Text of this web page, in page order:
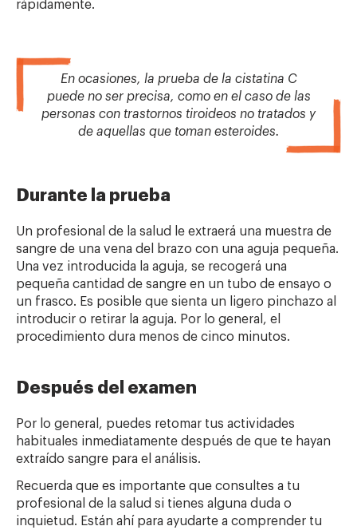
rápidamente.
En ocasiones, la prueba de la cistatina C
puede no ser precisa, como en el caso de las
personas con trastornos tiroideos no tratados y
de aquellas que toman esteroides.
Durante la prueba
Un profesional de la salud le extraerá una muestra de
sangre de una vena del brazo con una aguja pequeña.
Una vez introducida la aguja, se recogerá una
pequeña cantidad de sangre en un tubo de ensayo o
un frasco. Es posible que sienta un ligero pinchazo al
introducir o retirar la aguja. Por lo general, el
procedimiento dura menos de cinco minutos.
Después del examen
Por lo general, puedes retomar tus actividades
habituales inmediatamente después de que te hayan
extraído sangre para el análisis.
Recuerda que es importante que consultes a tu
profesional de la salud si tienes alguna duda o
inquietud. Están ahí para ayudarte a comprender tu